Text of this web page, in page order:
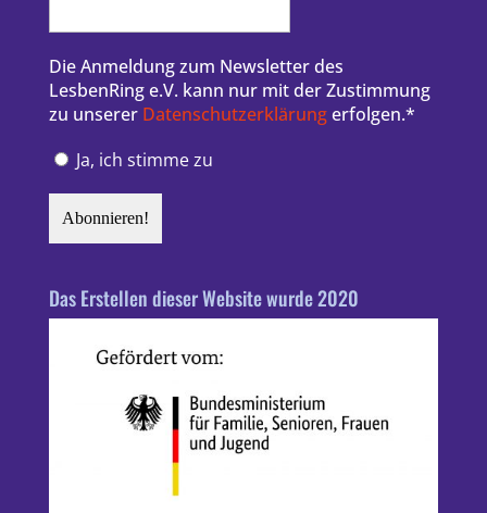
Die Anmeldung zum Newsletter des
LesbenRing e.V. kann nur mit der Zustimmung
zu unserer Datenschutzerklärungerfolgen.*
Ja, ich stimme zu
Das Erstellen dieser Website wurde 2020